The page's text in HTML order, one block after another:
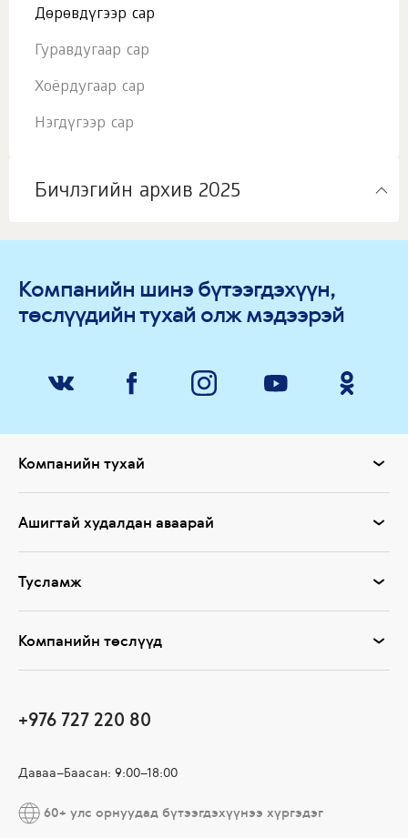
Дөрөвдүгээр сар
Гуравдугаар сар
Хоёрдугаар сар
Нэгдүгээр сар
Бичлэгийн архив 2025
Компанийн шинэ бүтээгдэхүүн,
төслүүдийн тухай олж мэдээрэй
Компанийн тухай
Ашигтай худалдан аваарай
Тусламж
Компанийн төслүүд
+976 727 220 80
Даваа–Баасан: 9:00–18:00
60+ улс орнуудад бүтээгдэхүүнээ хүргэдэг